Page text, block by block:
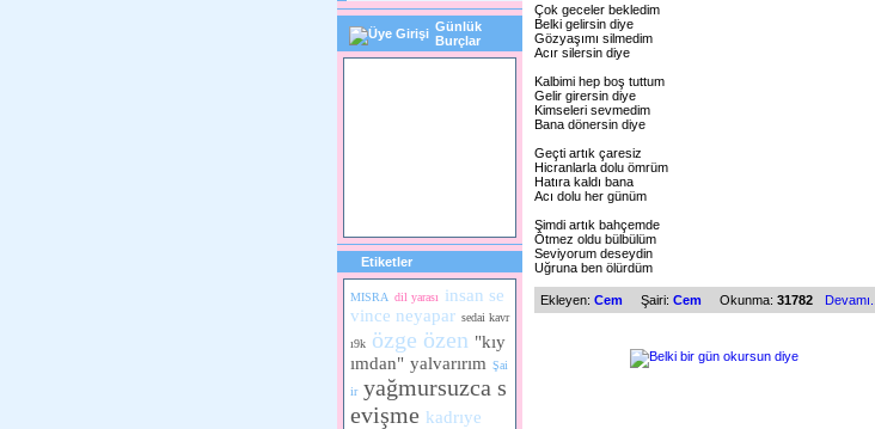
Günlük
Burçlar
Etiketler
MISRA dil yarası
insan se
vince neyapar sedai kavr
ı9k özge özen "kıy
ımdan" yalvarırım Şai
ir yağmursuzca s
evişme kadrıye
Çok geceler bekledim
Belki gelirsin diye
Gözyaşımı silmedim
Acır silersin diye
Kalbimi hep boş tuttum
Gelir girersin diye
Kimseleri sevmedim
Bana dönersin diye
Geçti artık çaresiz
Hicranlarla dolu ömrüm
Hatıra kaldı bana
Acı dolu her günüm
Şimdi artık bahçemde
Ötmez oldu bülbülüm
Seviyorum deseydin
Uğruna ben ölürdüm
Ekleyen: Cem Şairi: Cem Okunma: 31782 Devamı...